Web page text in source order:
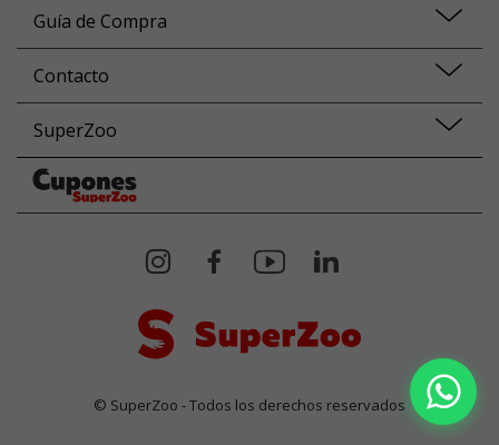
Guía de Compra
Contacto
SuperZoo
© SuperZoo - Todos los derechos reservados